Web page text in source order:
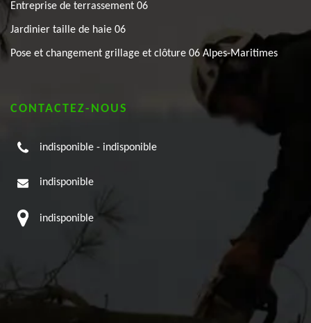
Entreprise de terrassement 06
Jardinier taille de haie 06
Pose et changement grillage et clôture 06 Alpes-Maritimes
CONTACTEZ-NOUS
indisponible - indisponible
indisponible
indisponible